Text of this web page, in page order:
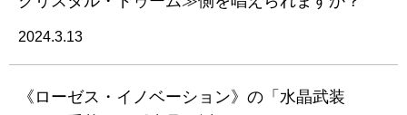
2024.3.13
《ローゼス・イノベーション》の「水晶武装